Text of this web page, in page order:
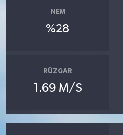
NEM
%28
RÜZGAR
1.69 M/S